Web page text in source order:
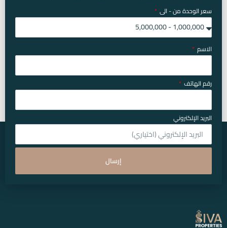
سعر الوحدة من - الى
الاسم
رقم الهاتف
البريد الإلكتروني
إرسال